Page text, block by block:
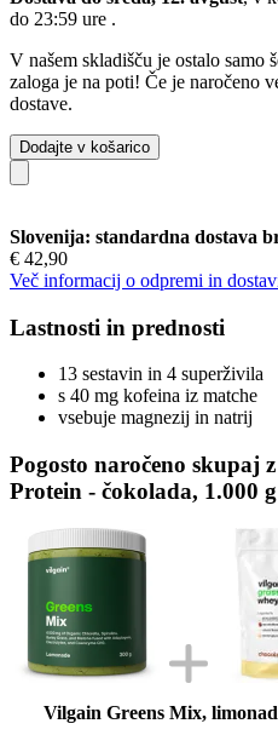
do 23:59 ure .
V našem skladišču je ostalo samo
zaloga je na poti! Če je naročeno
dostave.
Dodajte v košarico
Slovenija: standardna dostava
€ 42,90
Več informacij o odpremi in
Lastnosti in prednosti
13 sestavin in 4 superživila
s 40 mg kofeina iz matche
vsebuje magnezij in natrij
Pogosto naročeno skupaj
Protein - čokolada, 1.000 g
Vilgain Greens Mix,